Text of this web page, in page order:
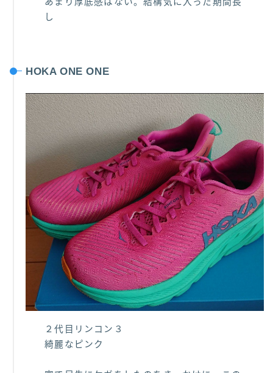
し
HOKA ONE ONE
２代目リンコン３
綺麗なピンク